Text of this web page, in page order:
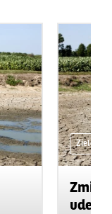
Zielone